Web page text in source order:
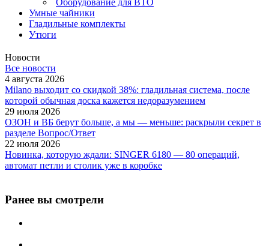
Оборудование для ВТО
Умные чайники
Гладильные комплекты
Утюги
Новости
Все новости
4 августа 2026
Milano выходит со скидкой 38%: гладильная система, после
которой обычная доска кажется недоразумением
29 июля 2026
ОЗОН и ВБ берут больше, а мы — меньше: раскрыли секрет в
разделе Вопрос/Ответ
22 июля 2026
Новинка, которую ждали: SINGER 6180 — 80 операций,
автомат петли и столик уже в коробке
Ранее вы смотрели